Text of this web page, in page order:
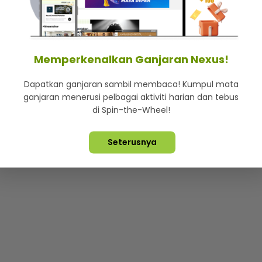
Lebih hot, viral dan sensasi
Terpelihara © 2026. Star Media Group Berhad [197101000523
Memperkenalkan Ganjaran Nexus!
Dapatkan ganjaran sambil membaca! Kumpul mata
ganjaran menerusi pelbagai aktiviti harian dan tebus
di Spin-the-Wheel!
Seterusnya